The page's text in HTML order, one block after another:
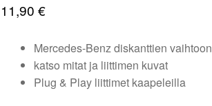
11,90 €
Mercedes-Benz diskanttien vaihtoon
katso mitat ja liittimen kuvat
Plug & Play liittimet kaapeleilla